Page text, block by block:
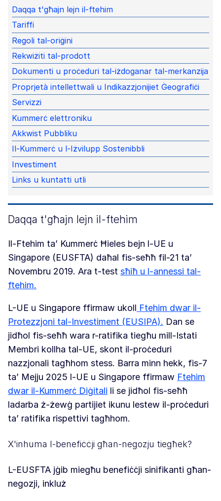
Daqqa t'għajn lejn il-ftehim
Tariffi
Regoli tal-oriġini
Rekwiżiti tal-prodott
Dokumenti u proċeduri tal-iżdoganar tal-merkanzija
Proprjetà intellettwali u Indikazzjonijiet Ġeografiċi
Servizzi
Kummerċ elettroniku
Akkwist Pubbliku
Il-Kummerċ u l-Iżvilupp Sostenibbli
Investiment
Links u kuntatti utli
Daqqa t'għajn lejn il-ftehim
Il-Ftehim ta’ Kummerċ Ħieles bejn l-UE u
Singapore (EUSFTA) daħal fis-seħħ fil-21 ta’
Novembru 2019. Ara t-test sħiħ u l-annessi tal-
ftehim.
L-UE u Singapore ffirmaw ukoll Ftehim dwar il-
Protezzjoni tal-Investiment (EUSIPA). Dan se
jidħol fis-seħħ wara r-ratifika tiegħu mill-Istati
Membri kollha tal-UE, skont il-proċeduri
nazzjonali tagħhom stess. Barra minn hekk, fis-7
ta’ Mejju 2025 l-UE u Singapore ffirmaw Ftehim
dwar il-Kummerċ Diġitali li se jidħol fis-seħħ
ladarba ż-żewġ partijiet ikunu lestew il-proċeduri
ta’ ratifika rispettivi tagħhom.
X'inhuma l-benefiċċji għan-negozju tiegħek?
L-EUSFTA jġib miegħu benefiċċji sinifikanti għan-
negozji, inkluż